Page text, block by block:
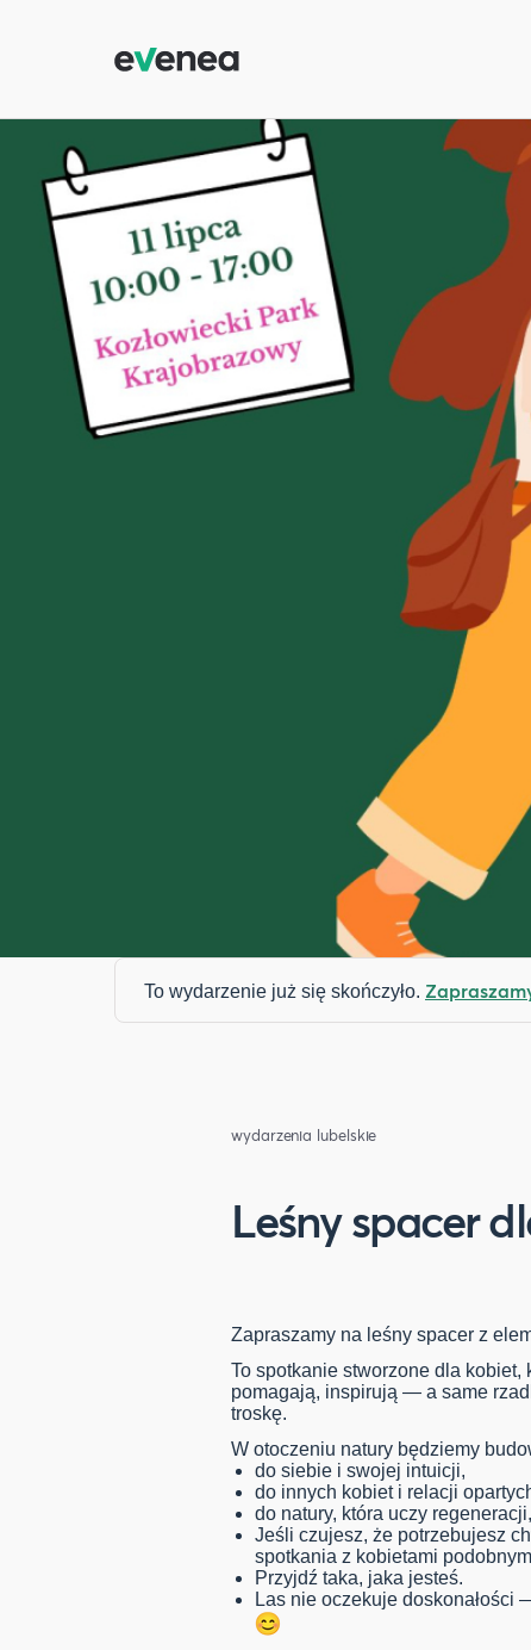
To wydarzenie już się skończyło.
wydarzenia lubelskie
Leśny spacer
Zapraszamy na leśny spacer z
To spotkanie stworzone dla kobiet,
pomagają, inspirują — a same
troskę.
W otoczeniu natury będziemy
do siebie i swojej intuicji,
do innych kobiet i relacji
do natury, która uczy
Jeśli czujesz, że potrzebujesz
spotkania z kobietami
Przyjdź taka, jaka jesteś.
Las nie oczekuje doskonałości